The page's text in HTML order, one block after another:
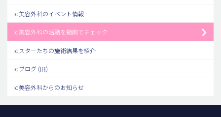
id美容外科のイベント情報
id美容外科の活動を動画でチェック
idスターたちの施術結果を紹介
idブログ (旧)
id美容外科からのお知らせ